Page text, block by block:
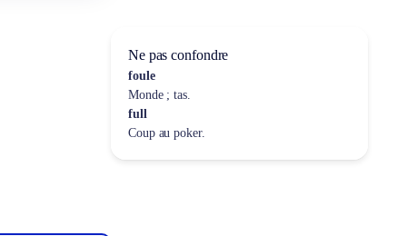
Ne pas confondre
foule
Monde ; tas.
full
Coup au poker.